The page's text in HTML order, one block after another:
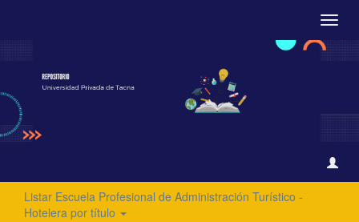
Listar Escuela Profesional de Administración Turístico -
Hotelera por título